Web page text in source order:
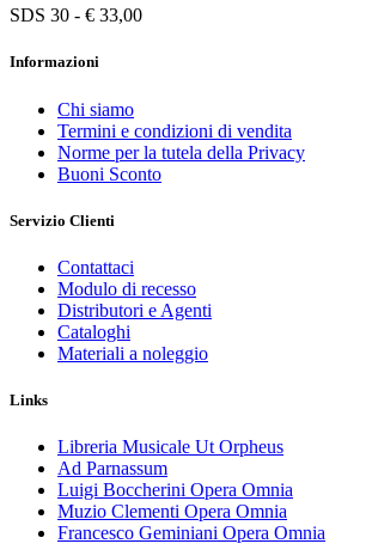
SDS 30 - € 33,00
Informazioni
Chi siamo
Termini e condizioni di vendita
Norme per la tutela della Privacy
Buoni Sconto
Servizio Clienti
Contattaci
Modulo di recesso
Distributori e Agenti
Cataloghi
Materiali a noleggio
Links
Libreria Musicale Ut Orpheus
Ad Parnassum
Luigi Boccherini Opera Omnia
Muzio Clementi Opera Omnia
Francesco Geminiani Opera Omnia